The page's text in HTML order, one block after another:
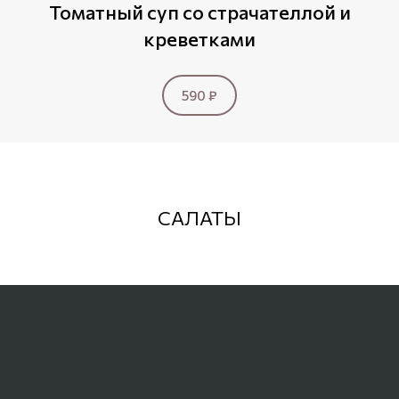
Томатный суп со страчателлой и
креветками
590 ₽
САЛАТЫ